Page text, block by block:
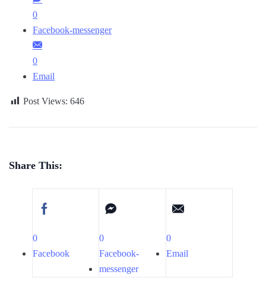
0
Facebook-messenger
0
Email
Post Views: 646
Share This:
0
Facebook
0
Facebook-
messenger
0
Email